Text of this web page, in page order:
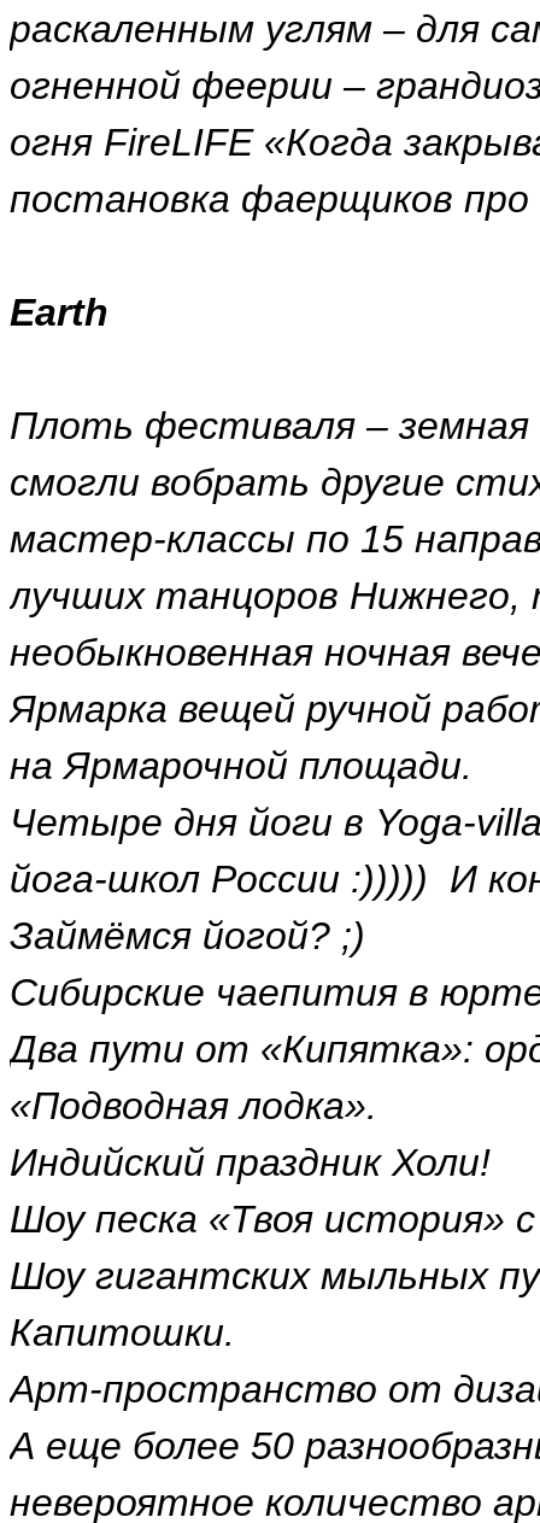
раскаленным углям – для
огненной феерии –
огня FireLIFE «Когда
постановка фаерщиков
Earth
Плоть фестиваля –
смогли вобрать другие
мастер-классы по 15
лучших танцоров
необыкновенная ночная
Ярмарка вещей ручной
на Ярмарочной площади.
Четыре дня йоги в Yoga-
йога-школ России :))))) И
Займёмся йогой? ;)
Сибирские чаепития в
Два пути от «Кипятка»:
«Подводная лодка».
Индийский праздник Холи!
Шоу песка «Твоя история»
Шоу гигантских мыльных
Капитошки.
Арт-пространство от
А еще более 50
невероятное количество